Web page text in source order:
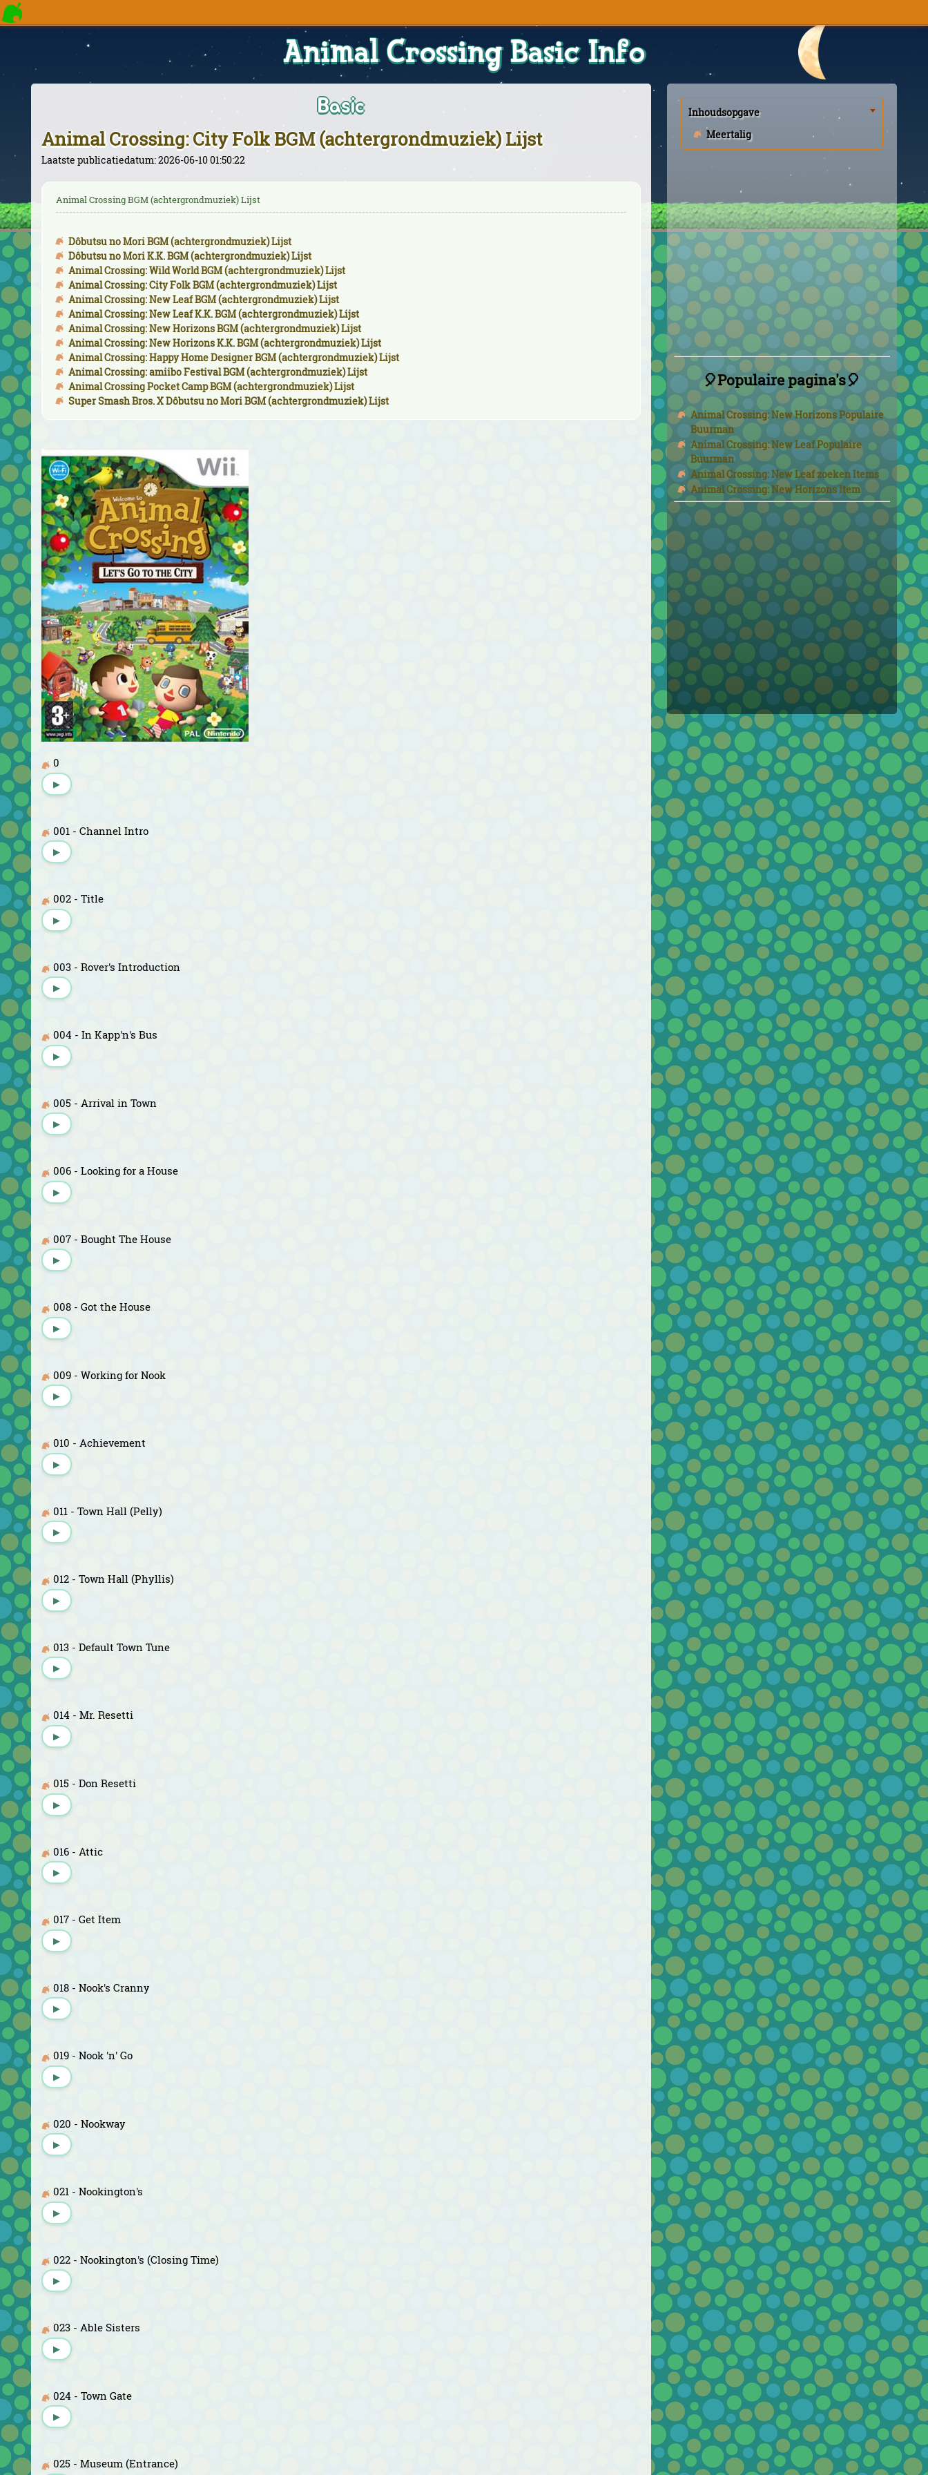
Animal Crossing Basic Info
Basic
Animal Crossing: City Folk BGM (achtergrondmuziek) Lijst
Laatste publicatiedatum: 2026-06-10 01:50:22
Animal Crossing BGM (achtergrondmuziek) Lijst
Dôbutsu no Mori BGM (achtergrondmuziek) Lijst
Dôbutsu no Mori K.K. BGM (achtergrondmuziek) Lijst
Animal Crossing: Wild World BGM (achtergrondmuziek) Lijst
Animal Crossing: City Folk BGM (achtergrondmuziek) Lijst
Animal Crossing: New Leaf BGM (achtergrondmuziek) Lijst
Animal Crossing: New Leaf K.K. BGM (achtergrondmuziek) Lijst
Animal Crossing: New Horizons BGM (achtergrondmuziek) Lijst
Animal Crossing: New Horizons K.K. BGM (achtergrondmuziek) Lijst
Animal Crossing: Happy Home Designer BGM (achtergrondmuziek) Lijst
Animal Crossing: amiibo Festival BGM (achtergrondmuziek) Lijst
Animal Crossing Pocket Camp BGM (achtergrondmuziek) Lijst
Super Smash Bros. X Dôbutsu no Mori BGM (achtergrondmuziek) Lijst
0
▶
001 - Channel Intro
▶
002 - Title
▶
003 - Rover's Introduction
▶
004 - In Kapp'n's Bus
▶
005 - Arrival in Town
▶
006 - Looking for a House
▶
007 - Bought The House
▶
008 - Got the House
▶
009 - Working for Nook
▶
010 - Achievement
▶
011 - Town Hall (Pelly)
▶
012 - Town Hall (Phyllis)
▶
013 - Default Town Tune
▶
014 - Mr. Resetti
▶
015 - Don Resetti
▶
016 - Attic
▶
017 - Get Item
▶
018 - Nook's Cranny
▶
019 - Nook 'n' Go
▶
020 - Nookway
▶
021 - Nookington's
▶
022 - Nookington's (Closing Time)
▶
023 - Able Sisters
▶
024 - Town Gate
▶
025 - Museum (Entrance)
Inhoudsopgave
Meertalig
🎈Populaire pagina's🎈
Animal Crossing: New Horizons Populaire
Buurman
Animal Crossing: New Leaf Populaire
Buurman
Animal Crossing: New Leaf zoeken Items
Animal Crossing: New Horizons Item